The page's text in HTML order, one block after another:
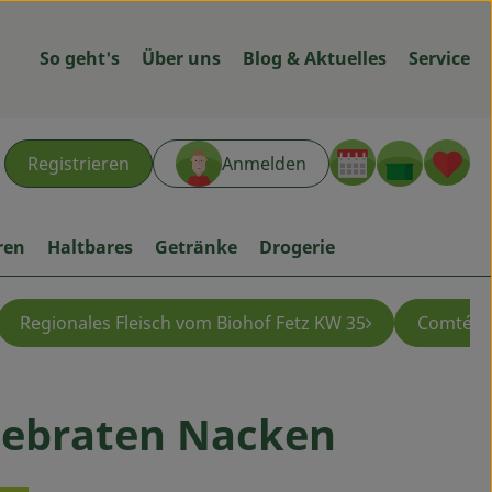
So geht's Über uns Blog & Aktuelles Service
Registrieren Anmelden
Haltbares Getränke Drogerie
Regionales Fleisch vom Biohof Fetz KW 35 Comté -
Nacken